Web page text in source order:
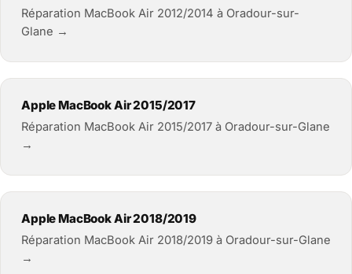
Réparation MacBook Air 2012/2014 à Oradour-sur-
Glane →
Apple MacBook Air 2015/2017
Réparation MacBook Air 2015/2017 à Oradour-sur-Glane
→
Apple MacBook Air 2018/2019
Réparation MacBook Air 2018/2019 à Oradour-sur-Glane
→